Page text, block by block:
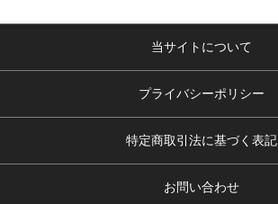
当サイトについて
プライバシーポリシー
特定商取引法に基づく表記
お問い合わせ